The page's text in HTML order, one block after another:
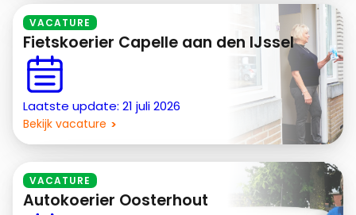
VACATURE
Fietskoerier Capelle aan den IJssel
Laatste update: 21 juli 2026
Bekijk vacature
VACATURE
Autokoerier Oosterhout